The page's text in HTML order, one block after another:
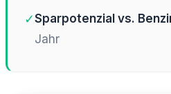
✓Sparpotenzial vs.
Jahr